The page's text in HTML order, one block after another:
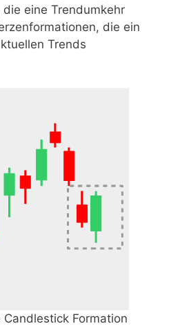
eine Trendumkehr
die ein
Trends
Formation